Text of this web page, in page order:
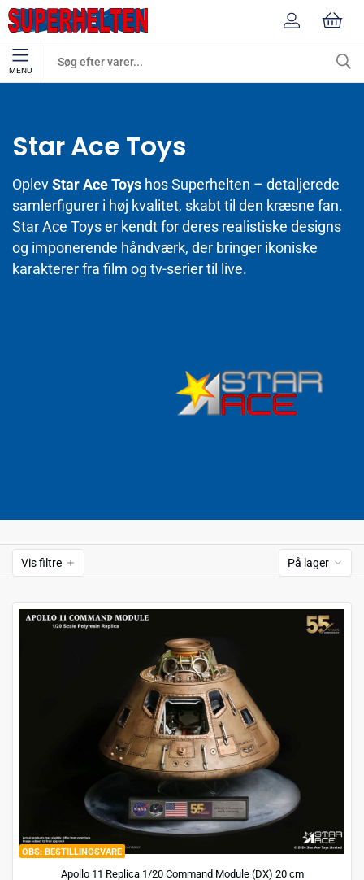
MENU
Star Ace Toys
Oplev Star Ace Toys hos Superhelten – detaljerede
samlerfigurer i høj kvalitet, skabt til den kræsne fan.
Star Ace Toys er kendt for deres realistiske designs
og imponerende håndværk, der bringer ikoniske
karakterer fra film og tv-serier til live.
Vis filtre På lager
BESTILLINGSVARE
Apollo 11 Replica 1/20 Command Module (DX) 20 cm